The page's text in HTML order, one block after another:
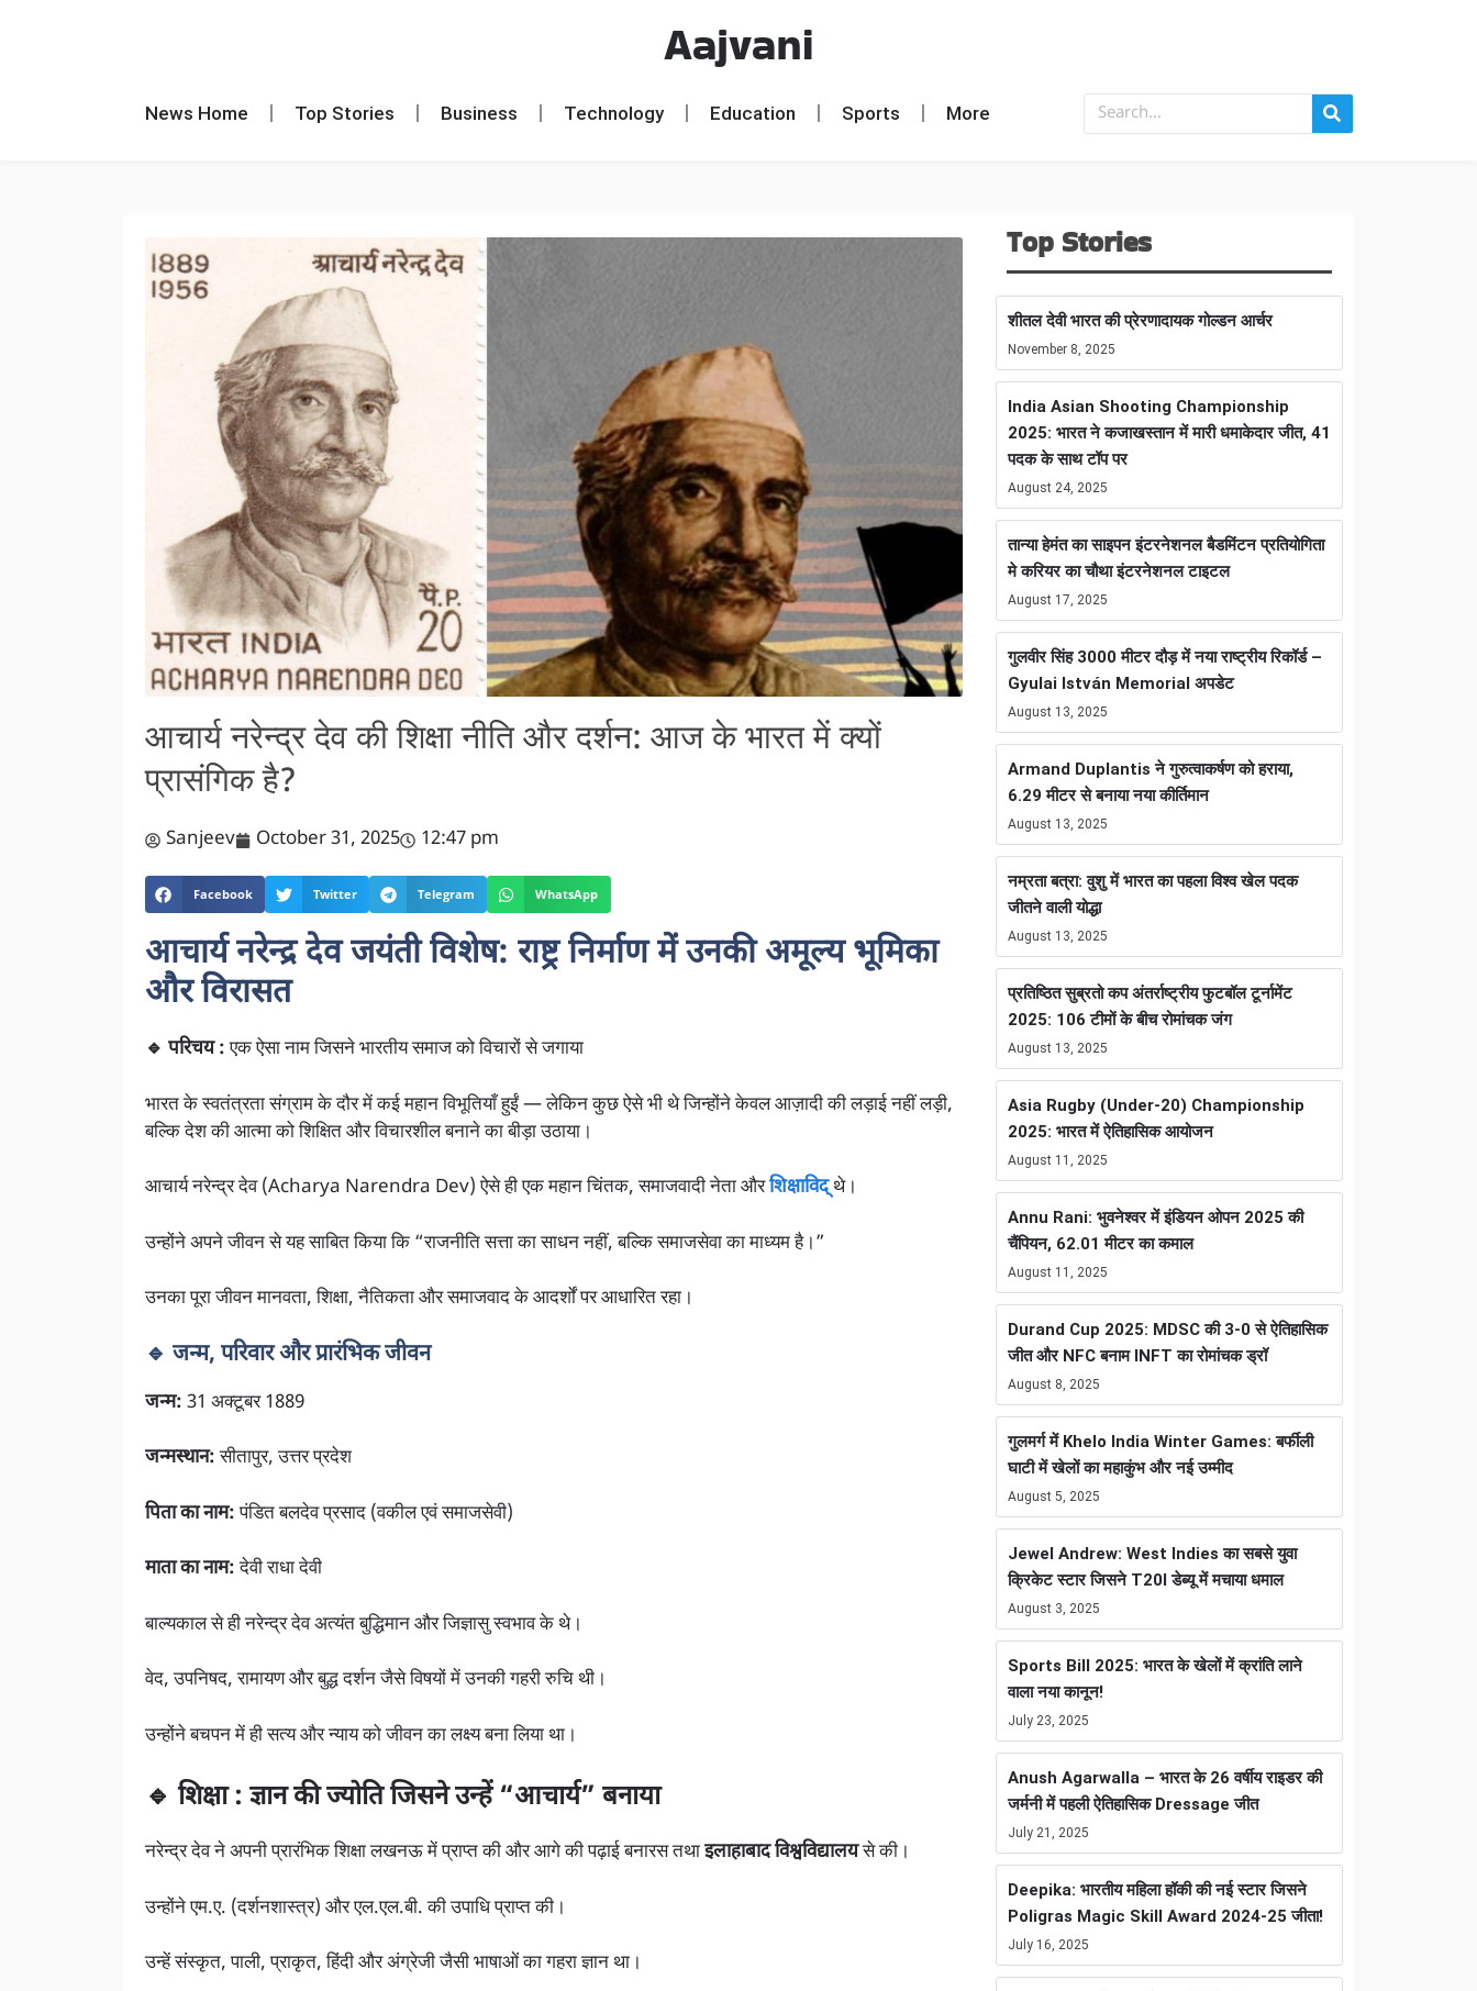
Aajvani
News Home Top Stories Business Technology Education Sports More
आचार्य नरेन्द्र देव की शिक्षा नीति और दर्शन: आज के भारत में क्यों
प्रासंगिक है?
Sanjeev October 31, 2025 12:47 pm
Facebook Twitter Telegram WhatsApp
आचार्य नरेन्द्र देव जयंती विशेष: राष्ट्र निर्माण में उनकी अमूल्य भूमिका
और विरासत
🔹 परिचय :एक ऐसा नाम जिसने भारतीय समाज को विचारों से जगाया
भारत के स्वतंत्रता संग्राम के दौर में कई महान विभूतियाँ हुईं — लेकिन कुछ ऐसे भी थे जिन्होंने केवल आज़ादी की लड़ाई नहीं लड़ी,
बल्कि देश की आत्मा को शिक्षित और विचारशील बनाने का बीड़ा उठाया।
आचार्य नरेन्द्र देव (Acharya Narendra Dev) ऐसे ही एक महान चिंतक, समाजवादी नेता औरशिक्षाविद्थे।
उन्होंने अपने जीवन से यह साबित किया कि “राजनीति सत्ता का साधन नहीं, बल्कि समाजसेवा का माध्यम है।”
उनका पूरा जीवन मानवता, शिक्षा, नैतिकता और समाजवाद के आदर्शों पर आधारित रहा।
🔹 जन्म, परिवार और प्रारंभिक जीवन
जन्म: 31 अक्टूबर 1889
जन्मस्थान:सीतापुर, उत्तर प्रदेश
पिता का नाम:पंडित बलदेव प्रसाद (वकील एवं समाजसेवी)
माता का नाम:देवी राधा देवी
बाल्यकाल से ही नरेन्द्र देव अत्यंत बुद्धिमान और जिज्ञासु स्वभाव के थे।
वेद, उपनिषद, रामायण और बुद्ध दर्शन जैसे विषयों में उनकी गहरी रुचि थी।
उन्होंने बचपन में ही सत्य और न्याय को जीवन का लक्ष्य बना लिया था।
🔹 शिक्षा : ज्ञान की ज्योति जिसने उन्हें “आचार्य” बनाया
नरेन्द्र देव ने अपनी प्रारंभिक शिक्षा लखनऊ में प्राप्त की और आगे की पढ़ाई बनारस तथाइलाहाबाद विश्वविद्यालयसे की।
उन्होंने एम.ए. (दर्शनशास्त्र) और एल.एल.बी. की उपाधि प्राप्त की।
उन्हें संस्कृत, पाली, प्राकृत, हिंदी और अंग्रेजी जैसी भाषाओं का गहरा ज्ञान था।
Top Stories
शीतल देवी भारत की प्रेरणादायक गोल्डन आर्चर
November 8, 2025
India Asian Shooting Championship
2025: भारत ने कजाखस्तान में मारी धमाकेदार जीत, 41
पदक के साथ टॉप पर
August 24, 2025
तान्या हेमंत का साइपन इंटरनेशनल बैडमिंटन प्रतियोगिता
मे करियर का चौथा इंटरनेशनल टाइटल
August 17, 2025
गुलवीर सिंह 3000 मीटर दौड़ में नया राष्ट्रीय रिकॉर्ड –
Gyulai István Memorial अपडेट
August 13, 2025
Armand Duplantis ने गुरुत्वाकर्षण को हराया,
6.29 मीटर से बनाया नया कीर्तिमान
August 13, 2025
नम्रता बत्रा: वुशु में भारत का पहला विश्व खेल पदक
जीतने वाली योद्धा
August 13, 2025
प्रतिष्ठित सुब्रतो कप अंतर्राष्ट्रीय फुटबॉल टूर्नामेंट
2025: 106 टीमों के बीच रोमांचक जंग
August 13, 2025
Asia Rugby (Under-20) Championship
2025: भारत में ऐतिहासिक आयोजन
August 11, 2025
Annu Rani: भुवनेश्वर में इंडियन ओपन 2025 की
चैंपियन, 62.01 मीटर का कमाल
August 11, 2025
Durand Cup 2025: MDSC की 3-0 से ऐतिहासिक
जीत और NFC बनाम INFT का रोमांचक ड्रॉ
August 8, 2025
गुलमर्ग में Khelo India Winter Games: बर्फीली
घाटी में खेलों का महाकुंभ और नई उम्मीद
August 5, 2025
Jewel Andrew: West Indies का सबसे युवा
क्रिकेट स्टार जिसने T20I डेब्यू में मचाया धमाल
August 3, 2025
Sports Bill 2025: भारत के खेलों में क्रांति लाने
वाला नया कानून!
July 23, 2025
Anush Agarwalla – भारत के 26 वर्षीय राइडर की
जर्मनी में पहली ऐतिहासिक Dressage जीत
July 21, 2025
Deepika: भारतीय महिला हॉकी की नई स्टार जिसने
Poligras Magic Skill Award 2024-25 जीता!
July 16, 2025